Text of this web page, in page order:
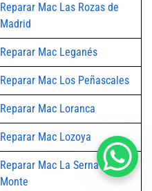
Reparar Mac Las Rozas de
Madrid
Reparar Mac Leganés
Reparar Mac Los Peñascales
Reparar Mac Loranca
Reparar Mac Lozoya
Reparar Mac La Serna del
Monte